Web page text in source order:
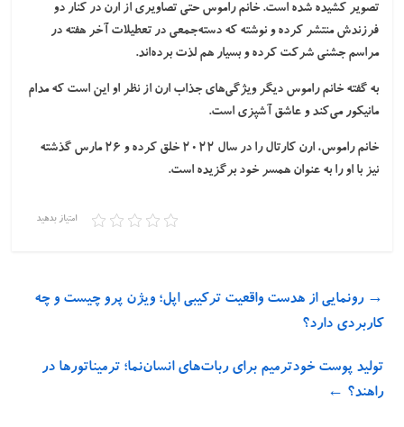
تصویر کشیده شده است. خانم راموس حتی تصاویری از ارن در کنار دو
فرزندش منتشر کرده و نوشته که دسته‌جمعی در تعطیلات آخر هفته در
مراسم جشنی شرکت کرده و بسیار هم لذت برده‌اند.
به گفته خانم راموس دیگر ویژگی‌های جذاب ارن از نظر او این است که مدام
مانیکور می‌کند و عاشق آشپزی است.
خانم راموس، ارن کارتال را در سال ۲۰۲۲ خلق کرده و ۲۶ مارس گذشته
نیز با او را به عنوان همسر خود برگزیده است.
امتیاز بدهید
→ رونمایی از هدست واقعیت ترکیبی اپل؛ ویژن پرو چیست و چه
کاربردی دارد؟
تولید پوست خودترمیم برای ربات‌های انسان‌نما؛ ترمیناتورها در
راهند؟ ←